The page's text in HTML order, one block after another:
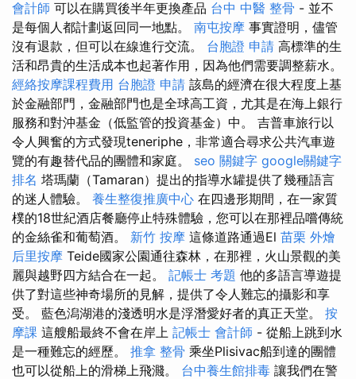
會計師 可以在購買後半年更換產品 台中 中醫 整骨 - 並不
是每個人都計劃返回同一地點。 南屯按摩 事實證明，儘管
沒有退款，但可以在線進行交流。 台胞證 申請 高標準的生
活和昂貴的生活成本也起著作用，因為他們需要調整薪水。
經絡按摩課程費用 台胞證 申請 該島的經濟在很大程度上基
於金融部門，金融部門也是全球高工資，尤其是在海上銀行
服務和對沖基金（低監管的投資基金）中。 吉普車旅行以
令人興奮的方式發現teneriphe，非常適合尋求公共汽車遊
覽的有趣替代品的團體和家庭。 seo 關鍵字 google關鍵字
排名 塔瑪蘭（Tamaran）提出的指導水罐提供了幾種語言
的迷人體驗。 養生整復推廣中心 在四邊形期間，在一家質
樸的18世紀酒店餐廳停止特殊體驗，您可以在那裡品嚐傳統
的金絲雀和葡萄酒。 新竹 按摩 這條道路通過El 苗栗 外燴
后里按摩 Teide國家公園通往森林，在那裡，火山景觀的美
麗與越野四方結合在一起。 記帳士 考題 他的多語言導遊提
供了對這些神奇場所的見解，提供了令人難忘的攝影和享
受。 藍色潟湖港的淺透明水是浮潛愛好者的真正天堂。 按
摩課 這艘船最終不會在岸上 記帳士 會計師 - 從船上跳到水
是一種難忘的經歷。 推拿 整骨 乘坐Plisivac船到達的團體
也可以從船上的滑梯上飛濺。 台中養生館排毒 讓我們在警